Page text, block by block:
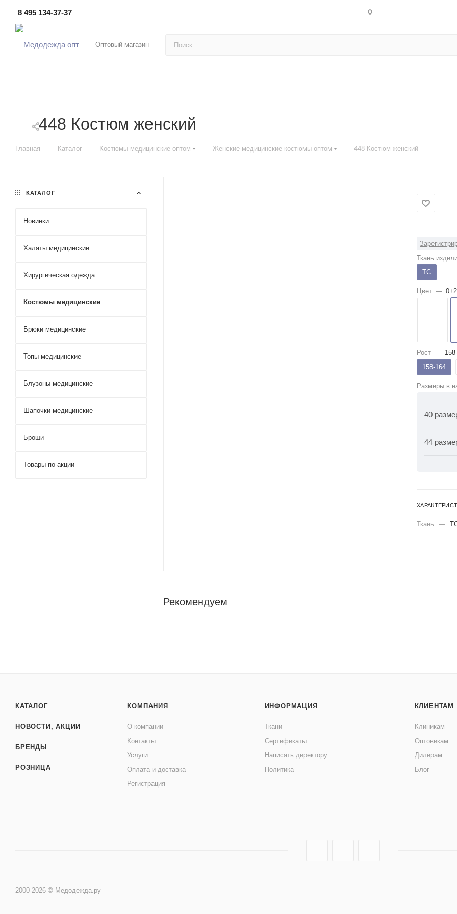
8 495 134-37-37
Оптовый магазин
448 Костюм женский
Главная — Каталог — Костюмы медицинские оптом — Женские медицинские костюмы оптом — 448 Костюм женский
Ткань
ТС
Цвет —
Рост —
158-164
Размеры в
40
44
Ткань —
Рекомендуем
КАТАЛОГ
Новинки
Халаты медицинские
Хирургическая одежда
Костюмы медицинские
Брюки медицинские
Топы медицинские
Блузоны медицинские
Шапочки медицинские
Броши
Товары по акции
КАТАЛОГ
НОВОСТИ, АКЦИИ
БРЕНДЫ
РОЗНИЦА
КОМПАНИЯ
О компании
Контакты
Услуги
Оплата и доставка
Регистрация
ИНФОРМАЦИЯ
Ткани
Сертификаты
Написать директору
Политика
КЛИЕНТАМ
Клиникам
Оптовикам
Дилерам
Блог
2000-2026 © Медодежда.ру